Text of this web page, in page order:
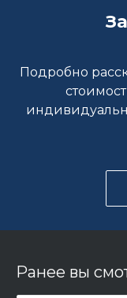
Подробно
Ранее вы